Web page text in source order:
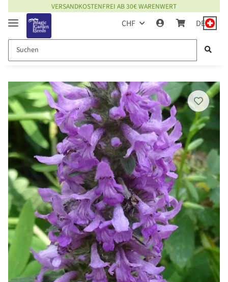
VERSANDKOSTENFREI AB 30€ WARENWERT
CHF DE